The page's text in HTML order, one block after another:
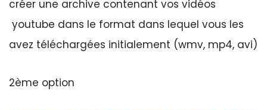
créer une archive contenant vos vidéos
youtube dans le format dans lequel vous les
avez téléchargées initialement (wmv, mp4, avi)
2ème option